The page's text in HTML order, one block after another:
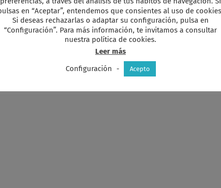
en “Aceptar”, entendemos que consientes al uso de
Si deseas rechazarlas o adaptar su configuración, pulsa en
“Configuración”. Para más información, te invitamos a consultar
nuestra política de cookies.
Leer más
Configuración
- Acepto